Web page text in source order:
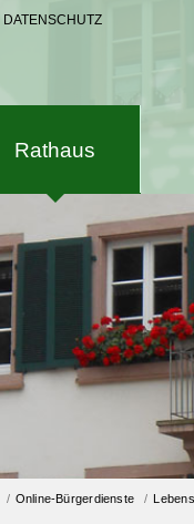
DATENSCHUTZ
Rathaus
/ Online-Bürgerdienste /